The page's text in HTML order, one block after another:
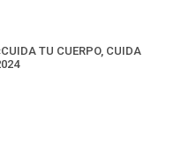
TU CUERPO, CUIDA